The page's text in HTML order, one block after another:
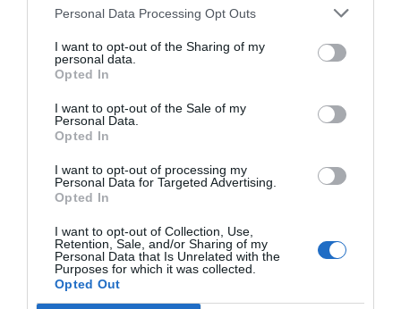
Personal Data Processing Opt Outs
I want to opt-out of the Sharing of my
personal data.
Opted In
I want to opt-out of the Sale of my
Personal Data.
Opted In
I want to opt-out of processing my
Personal Data for Targeted Advertising.
Opted In
I want to opt-out of Collection, Use,
Retention, Sale, and/or Sharing of my
Personal Data that Is Unrelated with the
Purposes for which it was collected.
Opted Out
El 87% de los padres considera que la intervención del
farmacéutico mejora la calidad de vida de los niños con
dermatitis atópica
Noticias y novedades
mejora la calidad de vida de los niños con dermatitis atópica, según
los datos extraídos de una encuesta realizada en el marco de la
campaña sanitaria «Atopia: nos preocupa su piel».
1 … 15 16 17 18
Lo más leído
Récord de comunicaciones para el 24 Congreso Nacional
Farmacéutico de Oviedo